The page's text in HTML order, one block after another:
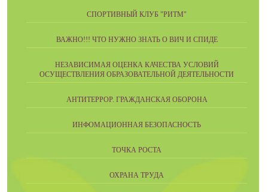
СПОРТИВНЫЙ КЛУБ "РИТМ"
ВАЖНО!!! ЧТО НУЖНО ЗНАТЬ О ВИЧ И СПИДЕ
НЕЗАВИСИМАЯ ОЦЕНКА КАЧЕСТВА УСЛОВИЙ
ОСУЩЕСТВЛЕНИЯ ОБРАЗОВАТЕЛЬНОЙ ДЕЯТЕЛЬНОСТИ
АНТИТЕРРОР. ГРАЖДАНСКАЯ ОБОРОНА
ИНФОМАЦИОННАЯ БЕЗОПАСНОСТЬ
ТОЧКА РОСТА
ОХРАНА ТРУДА